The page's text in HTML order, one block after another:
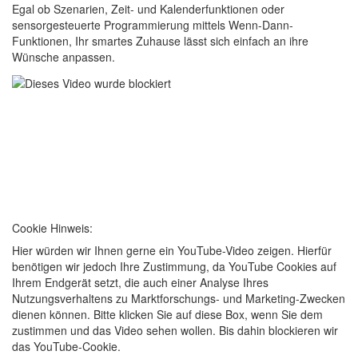
Egal ob Szenarien, Zeit- und Kalenderfunktionen oder
sensorgesteuerte Programmierung mittels Wenn-Dann-
Funktionen, Ihr smartes Zuhause lässt sich einfach an ihre
Wünsche anpassen.
Cookie Hinweis:
Hier würden wir Ihnen gerne ein YouTube-Video zeigen. Hierfür
benötigen wir jedoch Ihre Zustimmung, da YouTube Cookies auf
Ihrem Endgerät setzt, die auch einer Analyse Ihres
Nutzungsverhaltens zu Marktforschungs- und Marketing-Zwecken
dienen können. Bitte klicken Sie auf diese Box, wenn Sie dem
zustimmen und das Video sehen wollen. Bis dahin blockieren wir
das YouTube-Cookie.